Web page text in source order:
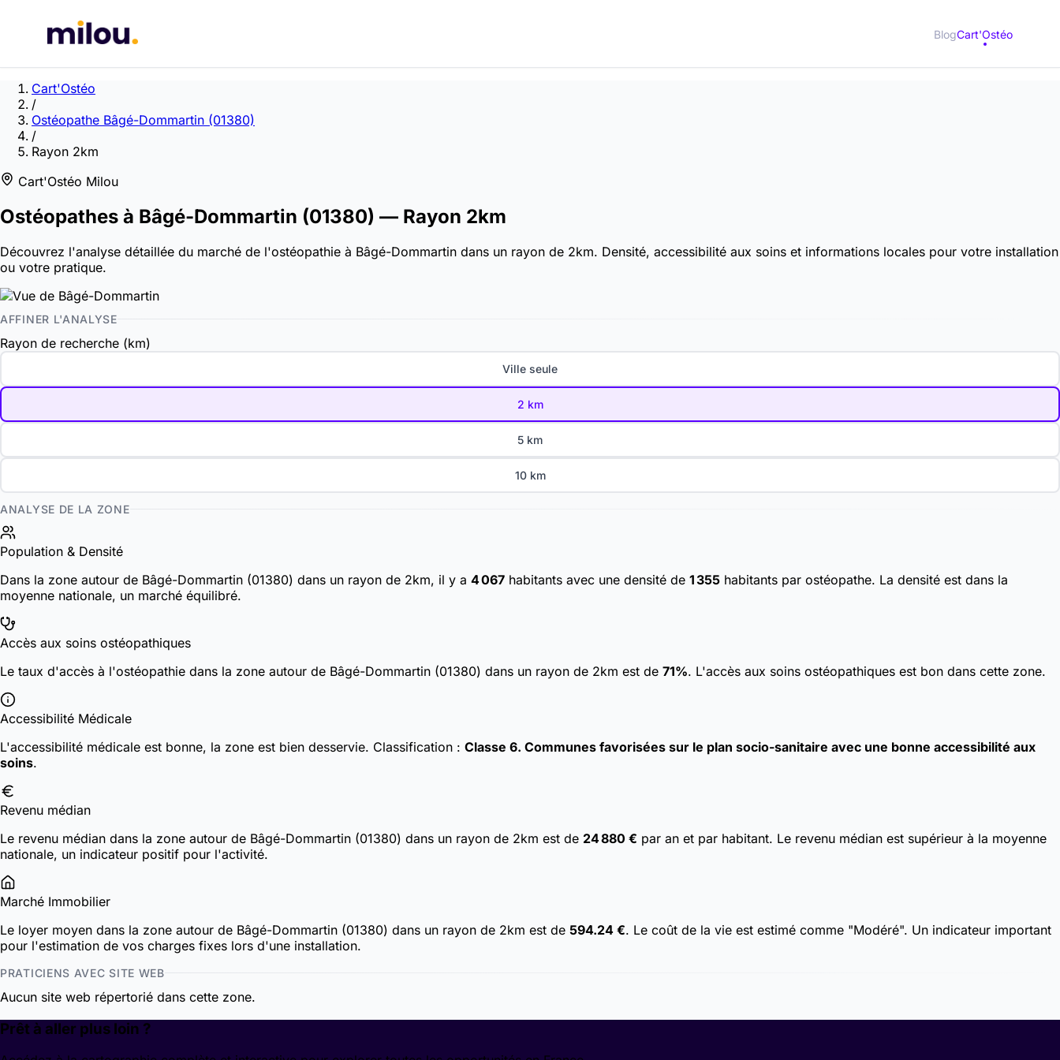
BlogCart'Ostéo
Cart'Ostéo
/
Ostéopathe Bâgé-Dommartin (01380)
/
Rayon 2km
Cart'Ostéo Milou
Ostéopathes à Bâgé-Dommartin (01380) — Rayon 2km
Découvrez l'analyse détaillée du marché de l'ostéopathie à Bâgé-Dommartin dans un rayon de 2km. Densité, accessibilité aux soins et informations locales pour votre installation
ou votre pratique.
AFFINER L'ANALYSE
Rayon de recherche (km)
Ville seule
2 km
5 km
10 km
ANALYSE DE LA ZONE
Population & Densité
Dans la zone autour de Bâgé-Dommartin (01380) dans un rayon de 2km, il y a 4 067 habitants avec une densité de 1 355 habitants par ostéopathe. La densité est dans la
moyenne nationale, un marché équilibré.
Accès aux soins ostéopathiques
Le taux d'accès à l'ostéopathie dans la zone autour de Bâgé-Dommartin (01380) dans un rayon de 2km est de 71%. L'accès aux soins ostéopathiques est bon dans cette zone.
Accessibilité Médicale
L'accessibilité médicale est bonne, la zone est bien desservie. Classification : Classe 6. Communes favorisées sur le plan socio-sanitaire avec une bonne accessibilité aux
soins.
Revenu médian
Le revenu médian dans la zone autour de Bâgé-Dommartin (01380) dans un rayon de 2km est de 24 880 € par an et par habitant. Le revenu médian est supérieur à la moyenne
nationale, un indicateur positif pour l'activité.
Marché Immobilier
Le loyer moyen dans la zone autour de Bâgé-Dommartin (01380) dans un rayon de 2km est de 594.24 €. Le coût de la vie est estimé comme "Modéré". Un indicateur important
pour l'estimation de vos charges fixes lors d'une installation.
PRATICIENS AVEC SITE WEB
Aucun site web répertorié dans cette zone.
Prêt à aller plus loin ?